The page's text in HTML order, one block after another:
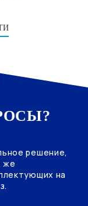
решение,
же
на